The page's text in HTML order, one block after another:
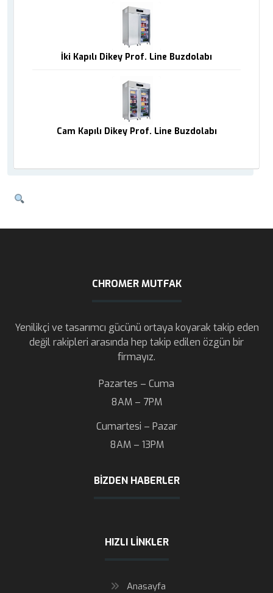
İki Kapılı Dikey Prof. Line Buzdolabı
Cam Kapılı Dikey Prof. Line Buzdolabı
CHROMER MUTFAK
Yenilikçi ve tasarımcı gücünü ortaya koyarak takip eden
değil rakipleri arasında hep takip edilen özgün bir
firmayız.
Pazartes – Cuma
8AM – 7PM
Cumartesi – Pazar
8AM – 13PM
BIZDEN HABERLER
HIZLI LINKLER
Anasayfa